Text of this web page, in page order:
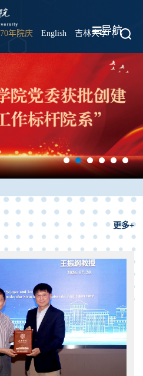
70年院庆 English 吉林大学 |
导航
更多+